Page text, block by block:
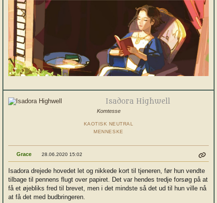
Isadora Highwell
Komtesse
KAOTISK NEUTRAL
MENNESKE
Grace 28.06.2020 15:02
Isadora drejede hovedet let og nikkede kort til tjeneren, før hun vendte
tilbage til pennens flugt over papiret. Det var hendes tredje forsøg på at
få et øjebliks fred til brevet, men i det mindste så det ud til hun ville nå
at få det med budbringeren.